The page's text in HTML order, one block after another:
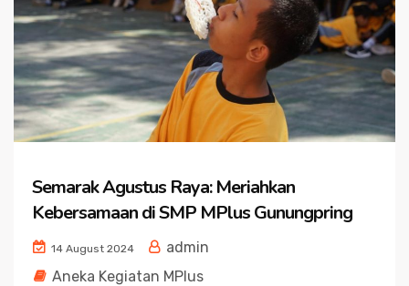
Semarak Agustus Raya: Meriahkan
Kebersamaan di SMP MPlus Gunungpring
14 August 2024
admin
Aneka Kegiatan MPlus